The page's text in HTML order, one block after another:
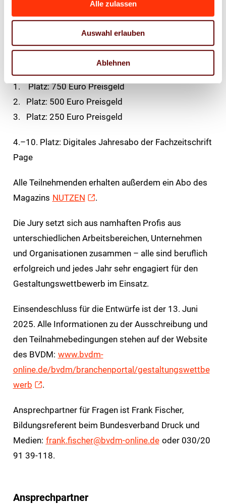
Alle zulassen
Auswahl erlauben
Ablehnen
Stanz- und Rill-Linien, sowie maximal ein
digitales Mock-Up des Entwurfs als PDF, JPG
Das gibt es zu gewinnen
1. Platz: 750 Euro Preisgeld
2. Platz: 500 Euro Preisgeld
3. Platz: 250 Euro Preisgeld
4.–10. Platz: Digitales Jahresabo der Fachzeitschrift
Page
Alle Teilnehmenden erhalten außerdem ein Abo des
Magazins NUTZEN .
Die Jury setzt sich aus namhaften Profis aus
unterschiedlichen Arbeitsbereichen, Unternehmen
und Organisationen zusammen – alle sind beruflich
erfolgreich und jedes Jahr sehr engagiert für den
Gestaltungswettbewerb im Einsatz.
Einsendeschluss für die Entwürfe ist der 13. Juni
2025. Alle Informationen zu der Ausschreibung und
den Teilnahmebedingungen stehen auf der Website
des BVDM: www.bvdm-
online.de/bvdm/branchenportal/gestaltungswettbe
werb
.
Ansprechpartner für Fragen ist Frank Fischer,
Bildungsreferent beim Bundesverband Druck und
Medien: frank.fischer@bvdm-online.de oder 030/20
91 39-118.
Ansprechpartner